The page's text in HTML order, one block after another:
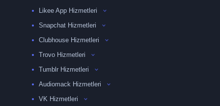
Likee App Hizmetleri
Snapchat Hizmetleri
Clubhouse Hizmetleri
Trovo Hizmetleri
Tumblr Hizmetleri
Audiomack Hizmetleri
VK Hizmetleri